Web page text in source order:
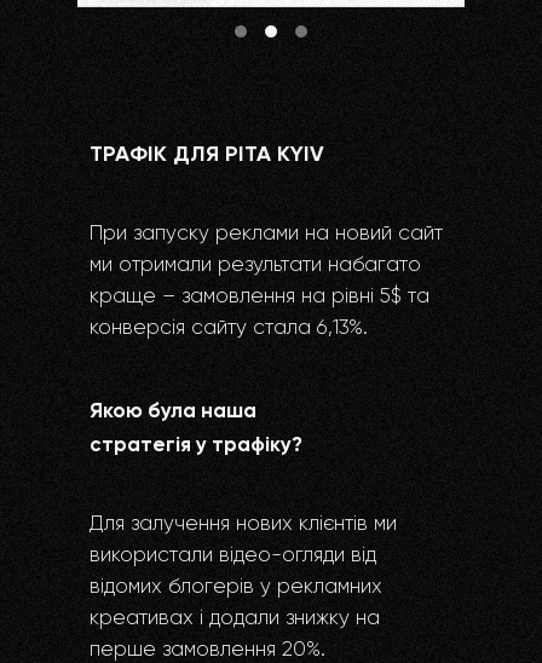
ТРАФІК ДЛЯ PITA KYIV
При запуску реклами на новий сайт
ми отримали результати набагато
краще – замовлення на рівні 5$ та
конверсія сайту стала 6,13%.
Якою була наша
стратегія у трафіку?
Для залучення нових клієнтів ми
використали відео-огляди від
відомих блогерів у рекламних
креативах і додали знижку на
перше замовлення 20%.